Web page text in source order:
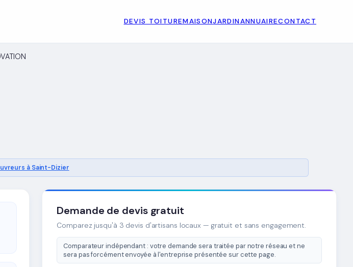
DEVIS TOITUREMAISONJARDINANNUAIRECONTACT
à Saint-Dizier
Demande de devis gratuit
Comparez jusqu'à 3 devis d'artisans locaux — gratuit et sans engagement.
Comparateur indépendant : votre demande sera traitée par notre réseau et ne
sera pas forcément envoyée à l'entreprise présentée sur cette page.